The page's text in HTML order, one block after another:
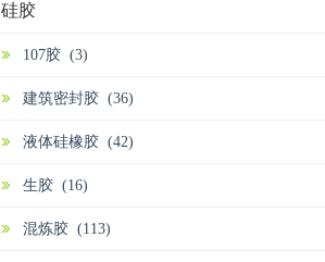
硅胶
107胶 (3)
建筑密封胶 (36)
液体硅橡胶 (42)
生胶 (16)
混炼胶 (113)